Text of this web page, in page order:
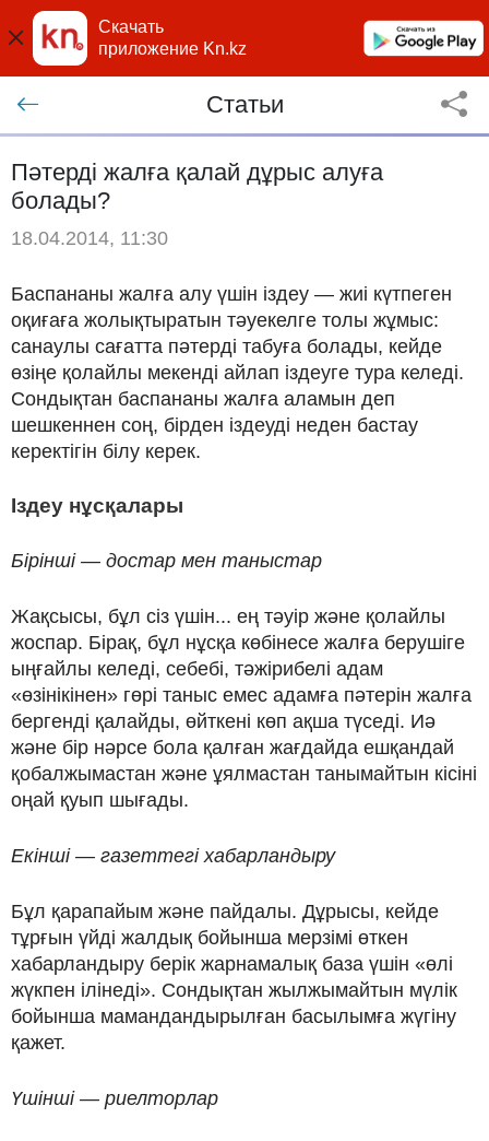
Скачать
приложение Kn.kz
Статьи
Пәтерді жалға қалай дұрыс алуға
болады?
18.04.2014, 11:30
Баспананы жалға алу үшін іздеу — жиі күтпеген
оқиғаға жолықтыратын тәуекелге толы жұмыс:
санаулы сағатта пәтерді табуға болады, кейде
өзіңе қолайлы мекенді айлап іздеуге тура келеді.
Сондықтан баспананы жалға аламын деп
шешкеннен соң, бірден іздеуді неден бастау
керектігін білу керек.
Іздеу нұсқалары
Бірінші — достар мен таныстар
Жақсысы, бұл сіз үшін... ең тәуір және қолайлы
жоспар. Бірақ, бұл нұсқа көбінесе жалға берушіге
ыңғайлы келеді, себебі, тәжірибелі адам
«өзінікінен» гөрі таныс емес адамға пәтерін жалға
бергенді қалайды, өйткені көп ақша түседі. Иә
және бір нәрсе бола қалған жағдайда ешқандай
қобалжымастан және ұялмастан танымайтын кісіні
оңай қуып шығады.
Екінші — газеттегі хабарландыру
Бұл қарапайым және пайдалы. Дұрысы, кейде
тұрғын үйді жалдық бойынша мерзімі өткен
хабарландыру берік жарнамалық база үшін «өлі
жүкпен ілінеді». Сондықтан жылжымайтын мүлік
бойынша мамандандырылған басылымға жүгіну
қажет.
Үшінші — риелторлар